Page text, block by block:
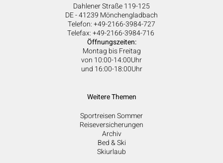
Dahlener Straße 119-125
DE - 41239 Mönchengladbach
Telefon: +49-2166-3984-727
Telefax: +49-2166-3984-716
Öffnungszeiten:
Montag bis Freitag
von 10:00-14:00Uhr
und 16:00-18:00Uhr
Weitere Themen
Sportreisen Sommer
Reiseversicherungen
Archiv
Bed & Ski
Skiurlaub